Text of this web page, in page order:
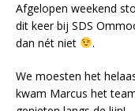
Afgelopen weekend
dit keer bij SDS
dan nét niet
.
We moesten het
kwam Marcus het